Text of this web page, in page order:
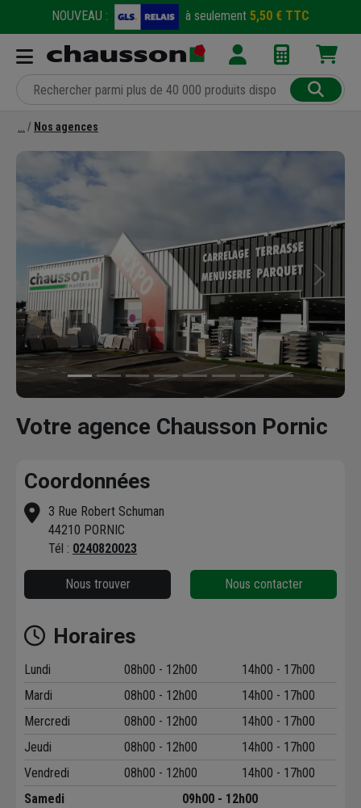
NOUVEAU : à seulement 5,50 € TTC
Nos agences
Précédent Suivant
Votre agence Chausson Pornic
Coordonnées
3 Rue Robert Schuman
44210 PORNIC
Tél : 0240820023
Nous trouver Nous contacter
Horaires
Lundi 08h00 - 12h00
14h00 - 17h00
Mardi
08h00 - 12h00
14h00 - 17h00
Mercredi
08h00 - 12h00
14h00 - 17h00
Jeudi
08h00 - 12h00
14h00 - 17h00
Vendredi
08h00 - 12h00
14h00 - 17h00
Samedi
09h00 - 12h00